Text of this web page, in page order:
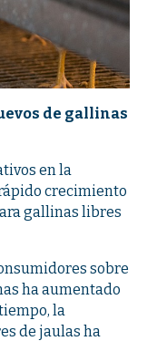
de gallinas
en la
crecimiento
gallinas libres
sobre
ha aumentado
la
de jaulas ha